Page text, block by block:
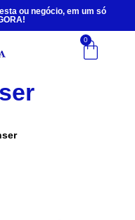
ou negócio, em um só
0